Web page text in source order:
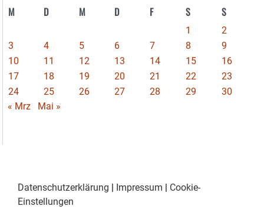
M D M D F S S
1
2
3
4 5 6 7 8
9
10
11 12 13 14 15
16
17
18 19 20 21 22
23
24
25 26 27 28 29
30
« Mrz
Mai »
Datenschutzerklärung | Impressum | Cookie-
Einstellungen